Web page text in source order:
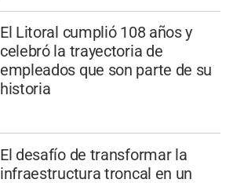
El Litoral cumplió 108 años y
celebró la trayectoria de
empleados que son parte de su
historia
El desafío de transformar la
infraestructura troncal en un